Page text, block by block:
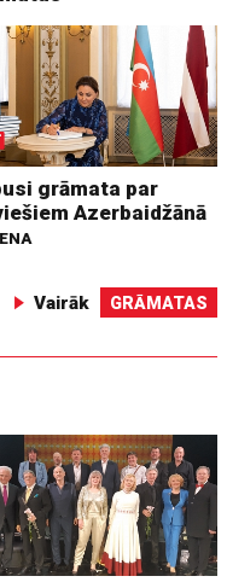
grāmata par
Azerbaidžānā
Vairāk GRĀMATAS